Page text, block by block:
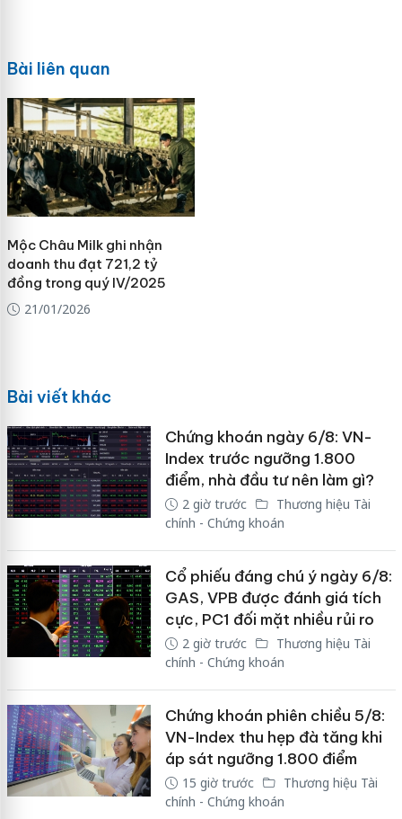
Bài liên quan
Mộc Châu Milk ghi nhận
doanh thu đạt 721,2 tỷ
đồng trong quý IV/2025
21/01/2026
Bài viết khác
Chứng khoán ngày 6/8: VN-
Index trước ngưỡng 1.800
điểm, nhà đầu tư nên làm gì?
2 giờ trước
Thương hiệu Tài
chính - Chứng khoán
Cổ phiếu đáng chú ý ngày 6/8:
GAS, VPB được đánh giá tích
cực, PC1 đối mặt nhiều rủi ro
2 giờ trước
Thương hiệu Tài
chính - Chứng khoán
Chứng khoán phiên chiều 5/8:
VN-Index thu hẹp đà tăng khi
áp sát ngưỡng 1.800 điểm
15 giờ trước
Thương hiệu Tài
chính - Chứng khoán